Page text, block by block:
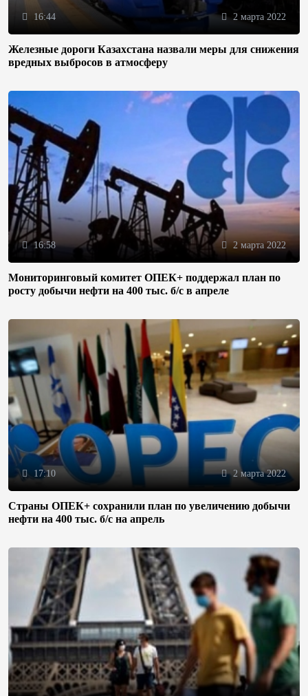
16:44 2 марта 2022
Железные дороги Казахстана назвали меры для снижения
вредных выбросов в атмосферу
16:58 2 марта 2022
Мониторинговый комитет ОПЕК+ поддержал план по
росту добычи нефти на 400 тыс. б/с в апреле
17:10 2 марта 2022
Страны ОПЕК+ сохранили план по увеличению добычи
нефти на 400 тыс. б/с на апрель